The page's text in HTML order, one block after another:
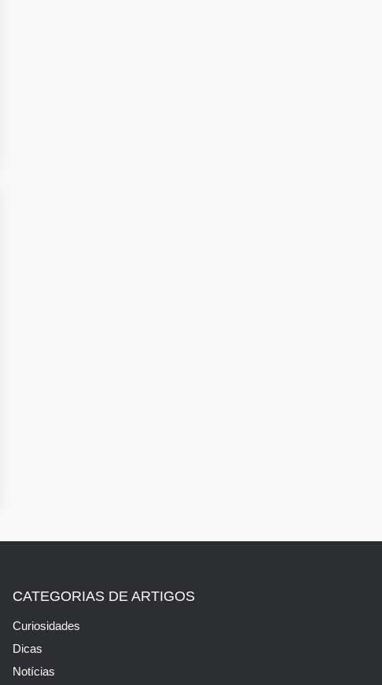
CATEGORIAS DE ARTIGOS
Curiosidades
Dicas
Notícias